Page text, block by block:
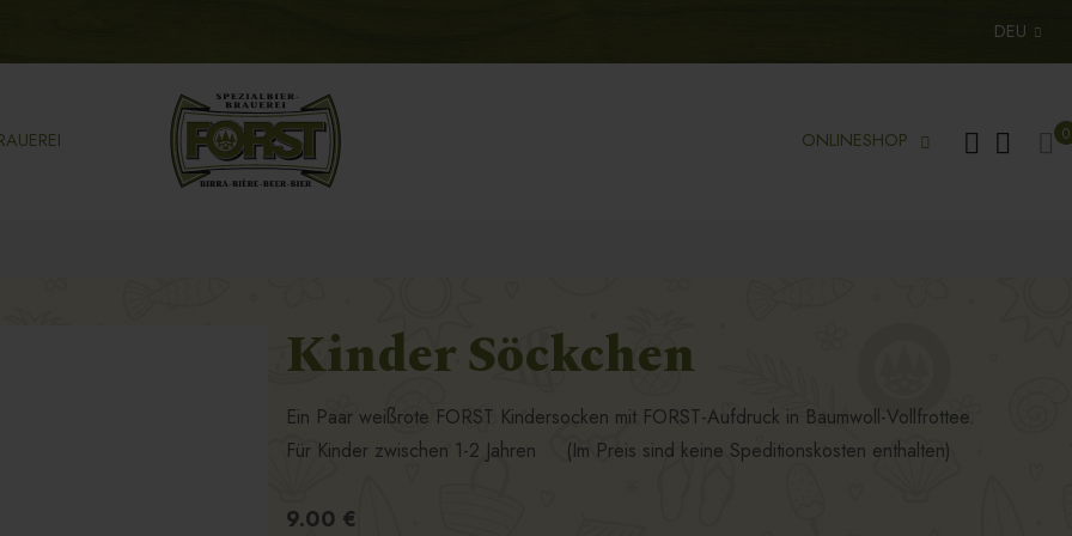
DEU
ONLINESHOP 0
Kinder Söckchen
Ein Paar weißrote FORST Kindersocken mit FORST-Aufdruck in Baumwoll-Vollfrottee.
Für Kinder zwischen 1-2 Jahren (Im Preis sind keine Speditionskosten enthalten)
9.00 €